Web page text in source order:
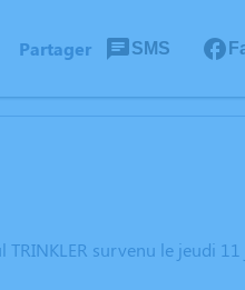
Partager SMS
TRINKLER survenu le jeudi